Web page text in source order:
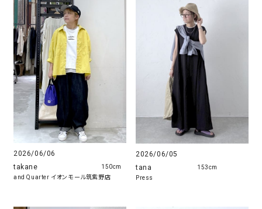
2026/06/06
takane
and Quarter イオンモール筑紫野店
150cm
2026/06/05
tana
Press
153cm